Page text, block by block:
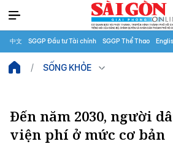
中文 SGGP Đầu tư Tài chính SGGP Thể Thao
SỐNG KHỎE
Đến năm 2030, người
viện phí ở mức cơ bản